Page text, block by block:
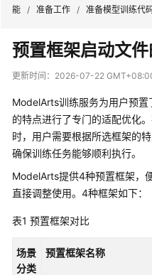
最
新
动
服
务
公
产
介
能 / 准备工作 / 准备模型训练代
预置框架启动文
更新时间： 2026-07-22
ModelArts训练服务为用户预
的特点进行了专门的适配优化
时，用户需要根据所选框架的
确保训练任务能够顺利执行。
ModelArts提供4种预置框架，
直接调整使用。4种框架如下：
表1 预置框架对比
场景
分类
预置框架名称